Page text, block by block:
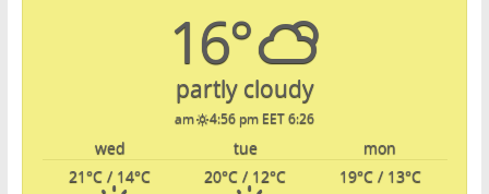
16°
partly cloudy
6:26 am
4:56 pm EET
mon
tue
wed
19°C/ 13°C
20°C / 12°C
21°C / 14°C